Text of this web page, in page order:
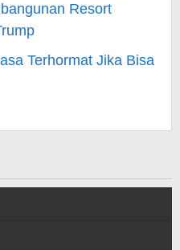
Resort
Terhormat Jika Bisa